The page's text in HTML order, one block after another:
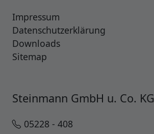
Impressum
Datenschutzerklärung
Downloads
Sitemap
Steinmann GmbH u. Co. KG
05228 - 408